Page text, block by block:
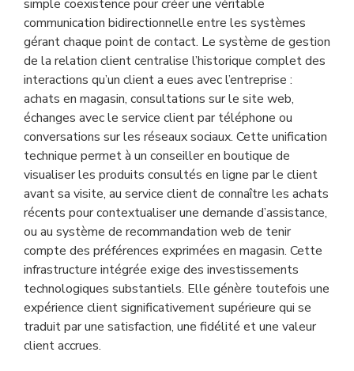
simple coexistence pour créer une véritable
communication bidirectionnelle entre les systèmes
gérant chaque point de contact. Le système de gestion
de la relation client centralise l’historique complet des
interactions qu’un client a eues avec l’entreprise :
achats en magasin, consultations sur le site web,
échanges avec le service client par téléphone ou
conversations sur les réseaux sociaux. Cette unification
technique permet à un conseiller en boutique de
visualiser les produits consultés en ligne par le client
avant sa visite, au service client de connaître les achats
récents pour contextualiser une demande d’assistance,
ou au système de recommandation web de tenir
compte des préférences exprimées en magasin. Cette
infrastructure intégrée exige des investissements
technologiques substantiels. Elle génère toutefois une
expérience client significativement supérieure qui se
traduit par une satisfaction, une fidélité et une valeur
client accrues.